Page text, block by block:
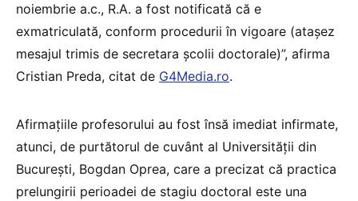
noiembrie a.c., R.A. a fost notificată că e
exmatriculată, conform procedurii în vigoare (atașez
mesajul trimis de secretara școlii doctorale)”, afirma
Cristian Preda, citat de G4Media.ro.
Afirmațiile profesorului au fost însă imediat infirmate,
atunci, de purtătorul de cuvânt al Universității din
București, Bogdan Oprea, care a precizat că practica
prelungirii perioadei de stagiu doctoral este una